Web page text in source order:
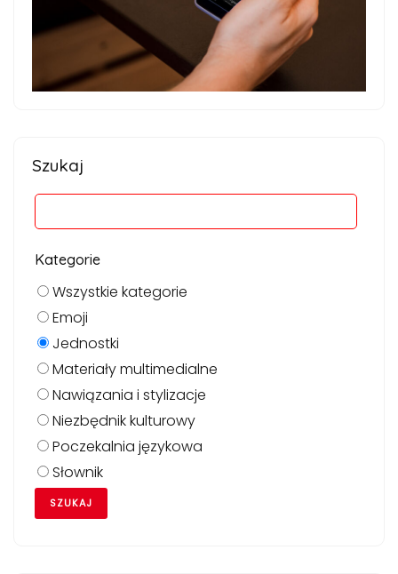
Szukaj
Kategorie
Wszystkie kategorie
Emoji
Jednostki
Materiały multimedialne
Nawiązania i stylizacje
Niezbędnik kulturowy
Poczekalnia językowa
Słownik